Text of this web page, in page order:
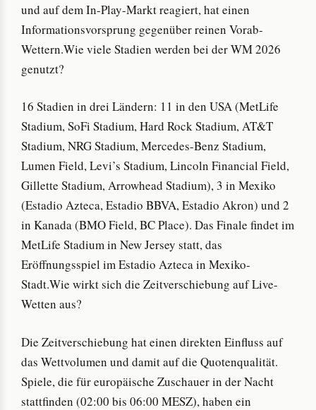
und auf dem In-Play-Markt reagiert, hat einen
Informationsvorsprung gegenüber reinen Vorab-
Wettern.Wie viele Stadien werden bei der WM 2026
genutzt?
16 Stadien in drei Ländern: 11 in den USA (MetLife
Stadium, SoFi Stadium, Hard Rock Stadium, AT&T
Stadium, NRG Stadium, Mercedes-Benz Stadium,
Lumen Field, Levi’s Stadium, Lincoln Financial Field,
Gillette Stadium, Arrowhead Stadium), 3 in Mexiko
(Estadio Azteca, Estadio BBVA, Estadio Akron) und 2
in Kanada (BMO Field, BC Place). Das Finale findet im
MetLife Stadium in New Jersey statt, das
Eröffnungsspiel im Estadio Azteca in Mexiko-
Stadt.Wie wirkt sich die Zeitverschiebung auf Live-
Wetten aus?
Die Zeitverschiebung hat einen direkten Einfluss auf
das Wettvolumen und damit auf die Quotenqualität.
Spiele, die für europäische Zuschauer in der Nacht
stattfinden (02:00 bis 06:00 MESZ), haben ein